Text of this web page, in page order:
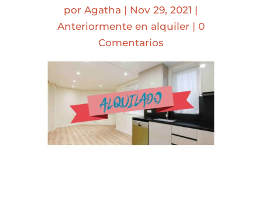
porAgatha | Nov 29, 2021 |
Anteriormente en alquiler| 0
Comentarios